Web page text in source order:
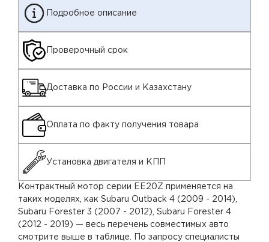
Подробное описание
Проверочный срок
Доставка по России и Казахстану
Оплата по факту получения товара
Установка двигателя и КПП
Контрактный мотор серии EE20Z применяется на
таких моделях, как Subaru Outback 4 (2009 - 2014),
Subaru Forester 3 (2007 - 2012), Subaru Forester 4
(2012 - 2019) — весь перечень совместимых авто
смотрите выше в таблице. По запросу специалисты